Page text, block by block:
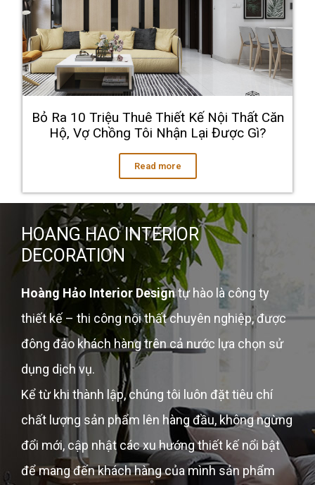
Bỏ Ra 10 Triệu Thuê Thiết Kế Nội Thất Căn
Hộ, Vợ Chồng Tôi Nhận Lại Được Gì?
Read more
HOANG HAO INTERIOR
DECORATION
Hoàng Hảo Interior Designtự hào là công ty
thiết kế – thi công nội thất chuyên nghiệp, được
đông đảo khách hàng trên cả nước lựa chọn sử
dụng dịch vụ.
Kể từ khi thành lập, chúng tôi luôn đặt tiêu chí
chất lượng sản phẩm lên hàng đầu, không ngừng
đổi mới, cập nhật các xu hướng thiết kế nổi bật
để mang đến khách hàng của mình sản phẩm